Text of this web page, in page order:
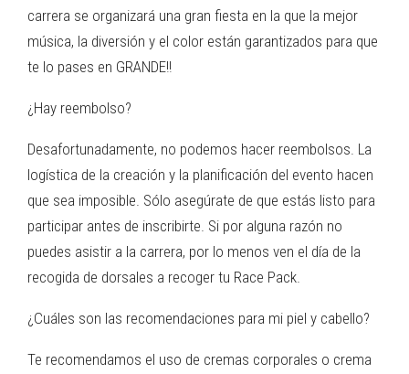
carrera se organizará una gran fiesta en la que la mejor
música, la diversión y el color están garantizados para que
te lo pases en GRANDE!!
¿Hay reembolso?
Desafortunadamente, no podemos hacer reembolsos. La
logística de la creación y la planificación del evento hacen
que sea imposible. Sólo asegúrate de que estás listo para
participar antes de inscribirte. Si por alguna razón no
puedes asistir a la carrera, por lo menos ven el día de la
recogida de dorsales a recoger tu Race Pack.
¿Cuáles son las recomendaciones para mi piel y cabello?
Te recomendamos el uso de cremas corporales o crema